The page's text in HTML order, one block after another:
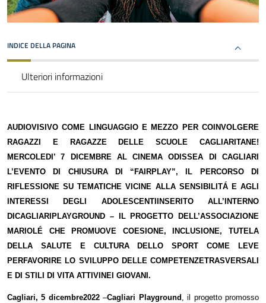
INDICE DELLA PAGINA
Ulteriori informazioni
AUDIOVISIVO COME LINGUAGGIO E MEZZO PER COINVOLGERE
RAGAZZI E RAGAZZE DELLE SCUOLE CAGLIARITANE!
MERCOLEDI’ 7 DICEMBRE AL CINEMA ODISSEA DI CAGLIARI
L’EVENTO DI CHIUSURA DI “FAIRPLAY”, IL PERCORSO DI
RIFLESSIONE SU TEMATICHE VICINE ALLA SENSIBILITÁ E AGLI
INTERESSI DEGLI ADOLESCENTIINSERITO ALL’INTERNO
DICAGLIARIPLAYGROUND – IL PROGETTO DELL’ASSOCIAZIONE
MARIOLÉ CHE PROMUOVE COESIONE, INCLUSIONE, TUTELA
DELLA SALUTE E CULTURA DELLO SPORT COME LEVE
PERFAVORIRE LO SVILUPPO DELLE COMPETENZETRASVERSALI
E DI STILI DI VITA ATTIVI NEI GIOVANI.
Cagliari, 5 dicembre2022–Cagliari Playground , il progetto promosso